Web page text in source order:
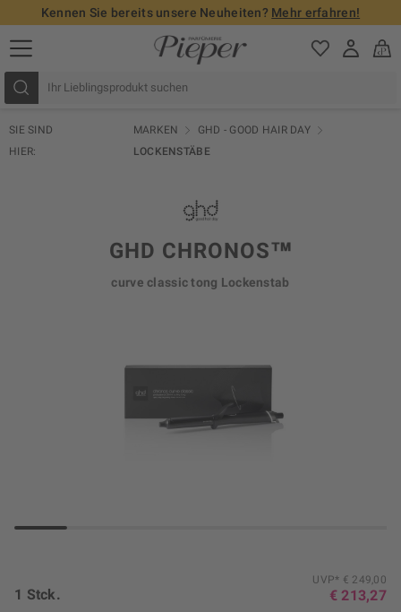
Kennen Sie bereits unsere Neuheiten? Mehr erfahren!
SIE SIND
HIER:
MARKEN
GHD - GOOD HAIR DAY
LOCKENSTÄBE
GHD CHRONOS™
curve classic tong Lockenstab
UVP* € 249,00
€ 213,27
1 Stck.